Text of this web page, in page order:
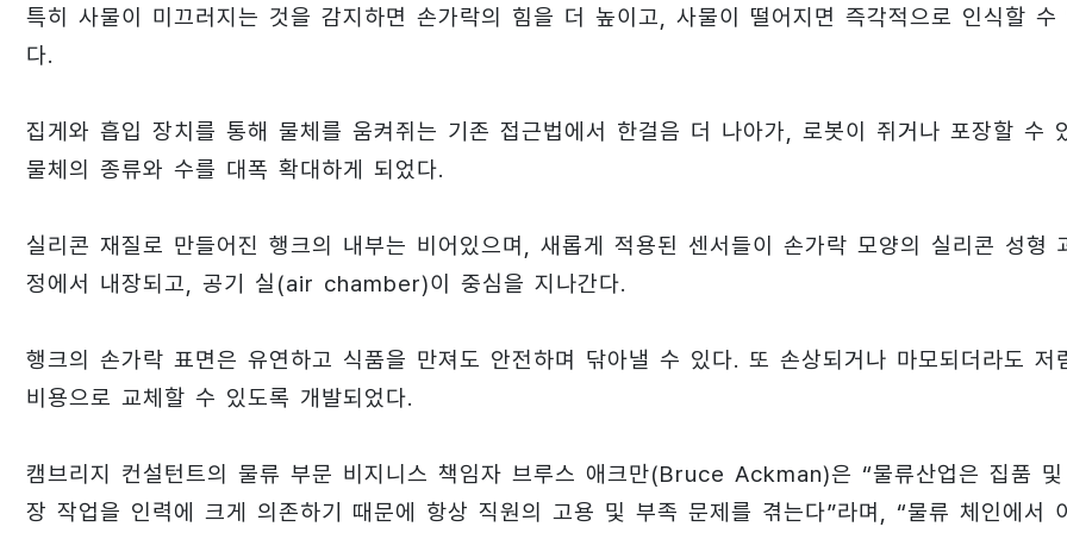
특히 사물이 미끄러지는 것을 감지하면 손가락의 힘을 더 높이고, 사물이 떨어지면 즉각적으로 인식할 수
다.
집게와 흡입 장치를 통해 물체를 움켜쥐는 기존 접근법에서 한걸음 더 나아가, 로봇이 쥐거나 포장할 수
물체의 종류와 수를 대폭 확대하게 되었다.
실리콘 재질로 만들어진 행크의 내부는 비어있으며, 새롭게 적용된 센서들이 손가락 모양의 실리콘 성형
정에서 내장되고, 공기 실(air chamber)이 중심을 지나간다.
행크의 손가락 표면은 유연하고 식품을 만져도 안전하며 닦아낼 수 있다. 또 손상되거나 마모되더라도 저
비용으로 교체할 수 있도록 개발되었다.
캠브리지 컨설턴트의 물류 부문 비지니스 책임자 브루스 애크만(Bruce Ackman)은 “물류산업은 집품
장 작업을 인력에 크게 의존하기 때문에 항상 직원의 고용 및 부족 문제를 겪는다”라며, “물류 체인에서 이